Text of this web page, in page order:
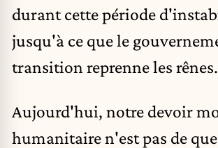
durant cette période
jusqu'à ce que le
transition reprenne les rênes.
Aujourd'hui, notre devoir
humanitaire n'est pas de